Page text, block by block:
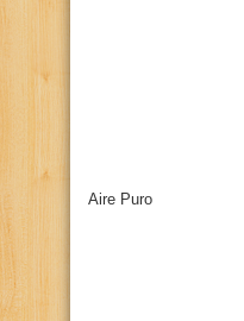
Aire Puro